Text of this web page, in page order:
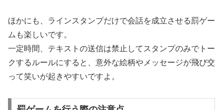
ほかにも、ラインスタンプだけで会話を成立させる罰ゲー
ムも楽しいです。
一定時間、テキストの送信は禁止してスタンプのみでトー
クするルールにすると、意外な絵柄やメッセージが飛び交
って笑いが起きやすいですよ。